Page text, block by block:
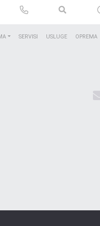
SERVISI USLUGE OPREMA